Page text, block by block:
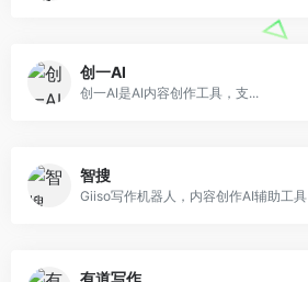
创一AI
创一AI是AI内容创作工具，支...
智搜
Giiso写作机器人，内容创作AI辅助工具